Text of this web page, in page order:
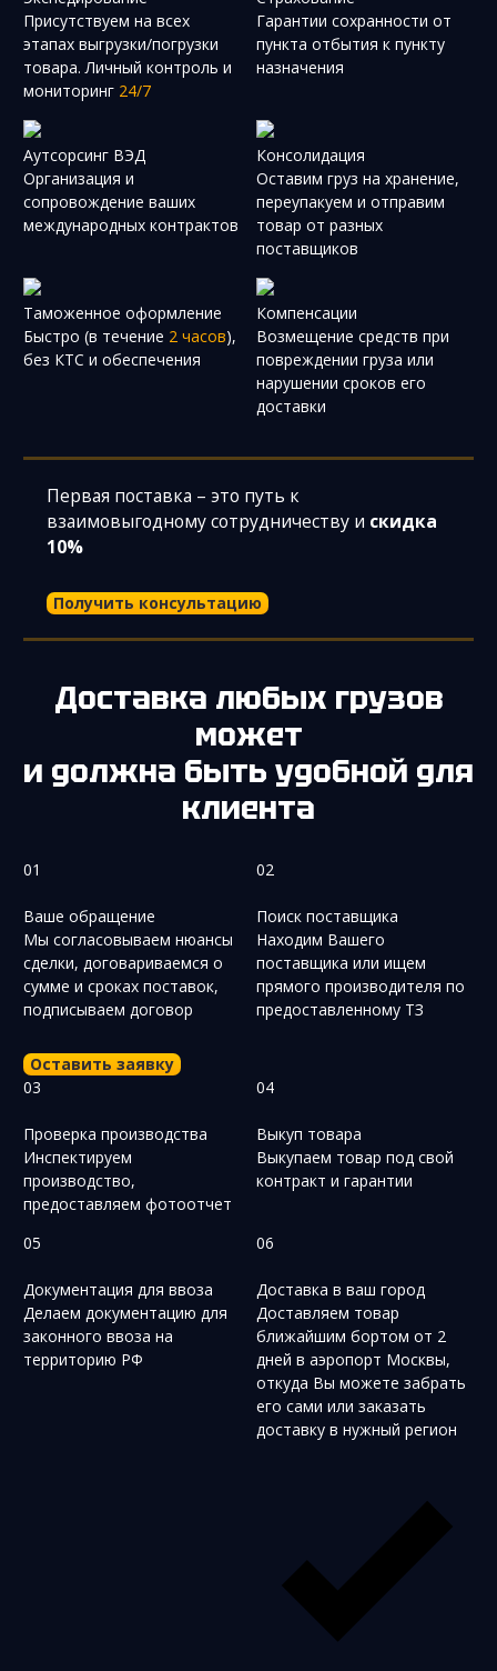
Присутствуем на всех
этапах выгрузки/погрузки
товара. Личный контроль и
мониторинг 24/7
Гарантии сохранности от
пункта отбытия к пункту
назначения
Аутсорсинг ВЭД
Организация и
сопровождение ваших
международных контрактов
Консолидация
Оставим груз на хранение,
переупакуем и отправим
товар от разных
поставщиков
Таможенное оформление
Быстро (в течение 2 часов),
без КТС и обеспечения
Компенсации
Возмещение средств при
повреждении груза или
нарушении сроков его
доставки
Первая поставка – это путь к
взаимовыгодному сотрудничеству и скидка
10%
Получить консультацию
Доставка любых грузов
может
и должна быть удобной для
клиента
01
Ваше обращение
Мы согласовываем нюансы
сделки, договариваемся о
сумме и сроках поставок,
подписываем договор
Оставить заявку
02
Поиск поставщика
Находим Вашего
поставщика или ищем
прямого производителя по
предоставленному ТЗ
03
Проверка производства
Инспектируем
производство,
предоставляем фотоотчет
04
Выкуп товара
Выкупаем товар под свой
контракт и гарантии
05
Документация для ввоза
Делаем документацию для
законного ввоза на
территорию РФ
06
Доставка в ваш город
Доставляем товар
ближайшим бортом от 2
дней в аэропорт Москвы,
откуда Вы можете забрать
его сами или заказать
доставку в нужный регион